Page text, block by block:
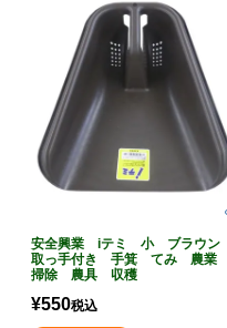
安全興業 iテミ 小 ブラウン
取っ手付き 手箕 てみ 農業
掃除 農具 収穫
¥550税込